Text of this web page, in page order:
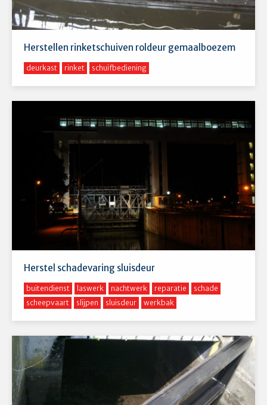
Herstellen rinketschuiven roldeur gemaalboezem
deurkast rinket schuifbediening
Herstel schadevaring sluisdeur
buitendienst laswerk nachtwerk reparatie
schade
scheepvaart
slijpen sluisdeur werkbak